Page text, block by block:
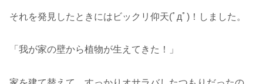
それを発見したときにはビックリ仰天(ﾟдﾟ)！しました。
「我が家の壁から植物が生えてきた！」